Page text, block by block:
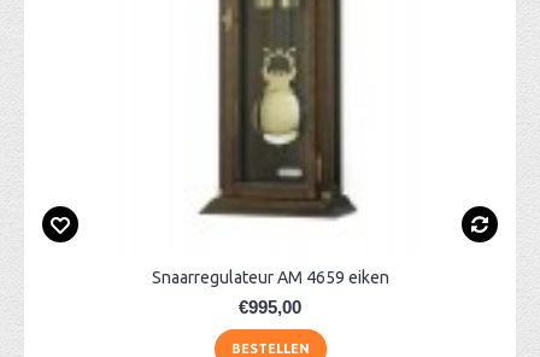
Snaarregulateur AM 4659 eiken
€995,00
BESTELLEN